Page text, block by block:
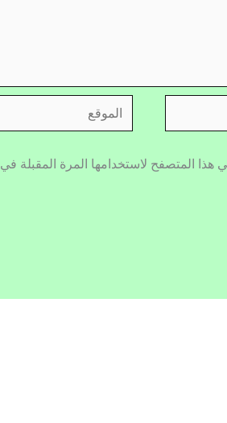
الموقع
هذا المتصفح لاستخدامها المرة المقبلة في